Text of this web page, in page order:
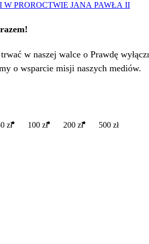
W PROROCTWIE JANA PAWŁA II
w naszej walce o Prawdę
o wsparcie misji naszych mediów.
zł 100 zł 200 zł 500 zł